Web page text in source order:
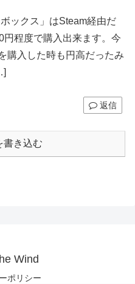
ックス」はSteam経由だ
円程度で購入出来ます。今
購入した時も円高だったみ
返信
書き込む
Wind
ポリシー